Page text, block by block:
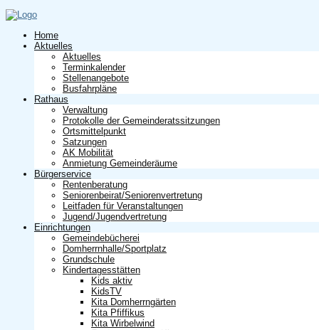
Home
Aktuelles
Aktuelles
Terminkalender
Stellenangebote
Busfahrpläne
Rathaus
Verwaltung
Protokolle der Gemeinderatssitzungen
Ortsmittelpunkt
Satzungen
AK Mobilität
Anmietung Gemeinderäume
Bürgerservice
Rentenberatung
Seniorenbeirat/Seniorenvertretung
Leitfaden für Veranstaltungen
Jugend/Jugendvertretung
Einrichtungen
Gemeindebücherei
Domherrnhalle/Sportplatz
Grundschule
Kindertagesstätten
Kids aktiv
KidsTV
Kita Domherrngärten
Kita Pfiffikus
Kita Wirbelwind